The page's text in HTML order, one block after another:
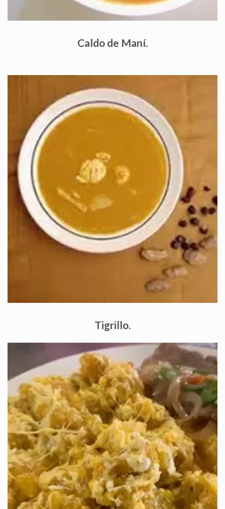
Caldo de Maní.
Tigrillo.